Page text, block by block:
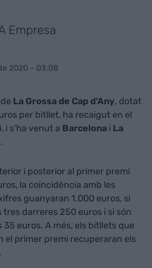
Empresa
2020 - 03:08
La Grossa de Cap d'Any, dotat
per bitllet, ha recaigut en el
, i s'ha venut a Barcelona i La
.
i posterior al primer premi
la coincidència amb les
guanyaran 1.000 euros, si
tres darreres 250 euros i si són
35 euros. A més, els bitllets que
el primer premi recuperaran els